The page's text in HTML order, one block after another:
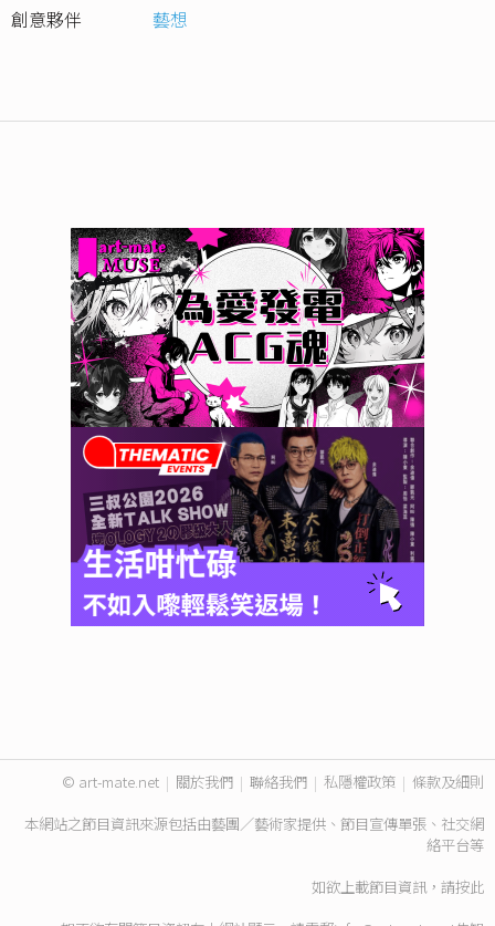
創意夥伴
藝想
© art-mate.net | 關於我們 | 聯絡我們 | 私隱權政策 | 條款及細則
本網站之節目資訊來源包括由藝團／藝術家提供、節目宣傳單張、社交網
絡平台等
如欲上載節目資訊，請按此